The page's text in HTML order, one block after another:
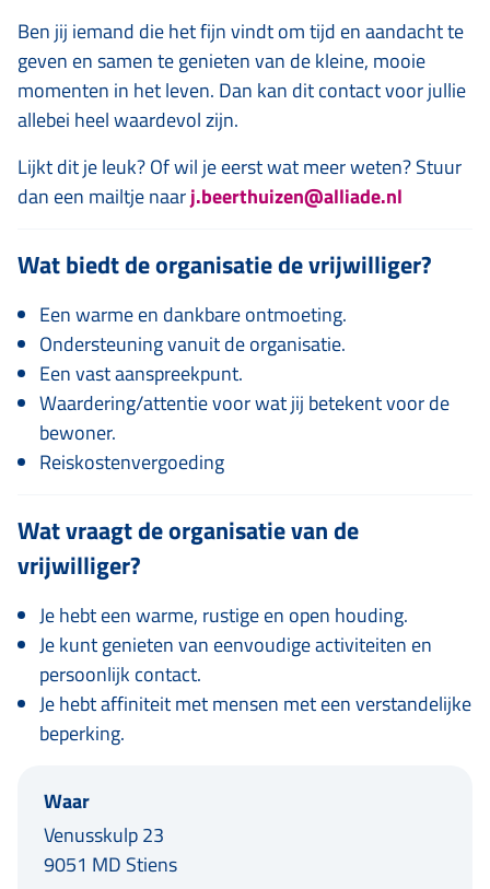
Ben jij iemand die het fijn vindt om tijd en aandacht te
geven en samen te genieten van de kleine, mooie
momenten in het leven. Dan kan dit contact voor jullie
allebei heel waardevol zijn.
Lijkt dit je leuk? Of wil je eerst wat meer weten? Stuur
dan een mailtje naarj.beerthuizen@alliade.nl
Wat biedt de organisatie de vrijwilliger?
Een warme en dankbare ontmoeting.
Ondersteuning vanuit de organisatie.
Een vast aanspreekpunt.
Waardering/attentie voor wat jij betekent voor de
bewoner.
Reiskostenvergoeding
Wat vraagt de organisatie van de
vrijwilliger?
Je hebt een warme, rustige en open houding.
Je kunt genieten van eenvoudige activiteiten en
persoonlijk contact.
Je hebt affiniteit met mensen met een verstandelijke
beperking.
Waar
Venusskulp 23
9051 MD Stiens